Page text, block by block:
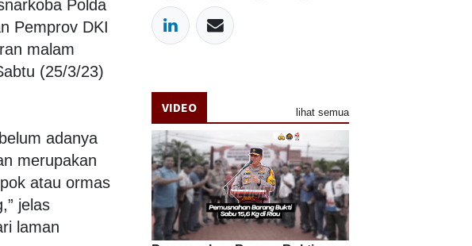
Polda
Pemprov DKI
malam
(25/3/23)
adanya
merupakan
atau ormas
jelas
laman
VIDEO lihat semua